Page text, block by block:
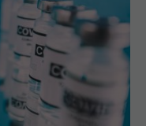
de FDA
ani